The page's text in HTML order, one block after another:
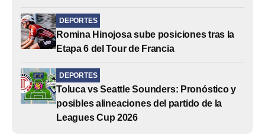
DEPORTES
Romina Hinojosa sube posiciones tras la
Etapa 6 del Tour de Francia
DEPORTES
Toluca vs Seattle Sounders: Pronóstico y
posibles alineaciones del partido de la
Leagues Cup 2026